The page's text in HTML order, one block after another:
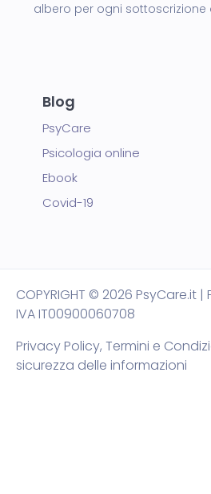
albero per ogni sottoscrizione
Blog
PsyCare
Psicologia online
Ebook
Covid-19
COPYRIGHT © 2026 PsyCare.it |
IVA IT00900060708
Privacy Policy, Termini e
sicurezza delle informazioni